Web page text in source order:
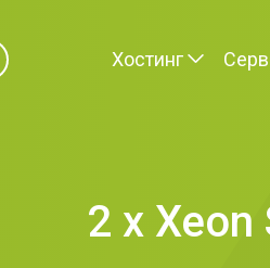
Хостинг
2 x Xeon